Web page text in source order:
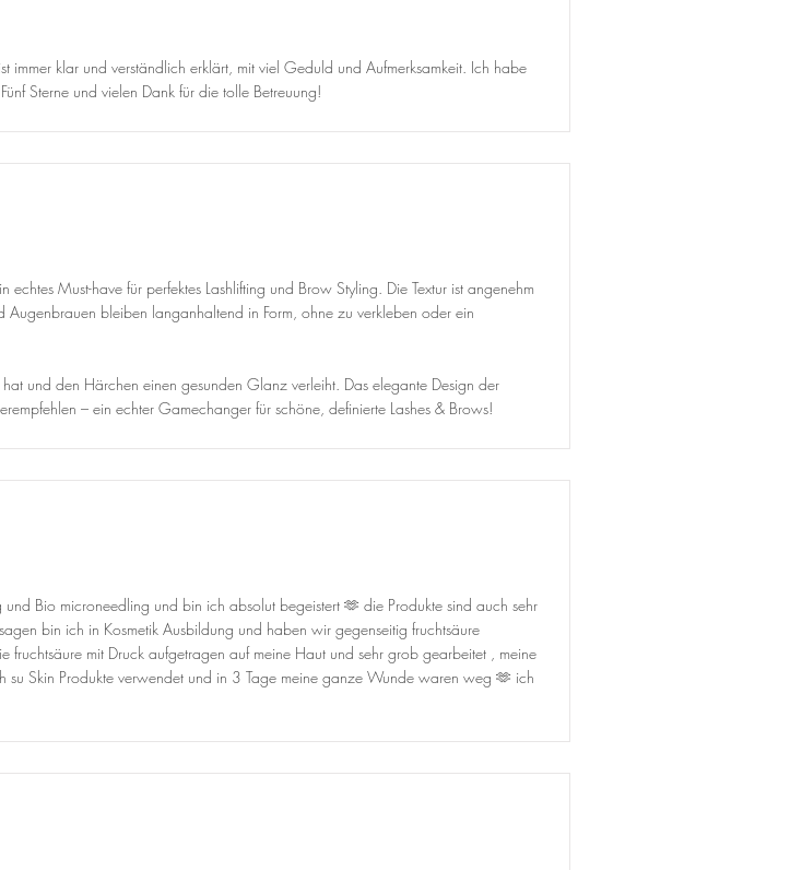
immer klar und verständlich erklärt, mit viel Geduld und Aufmerksamkeit. Ich habe
Sterne und vielen Dank für die tolle Betreuung!
Must-have für perfektes Lashlifting und Brow Styling. Die Textur ist angenehm
bleiben langanhaltend in Form, ohne zu verkleben oder ein
und den Härchen einen gesunden Glanz verleiht. Das elegante Design der
– ein echter Gamechanger für schöne, definierte Lashes & Brows!
Bio microneedling und bin ich absolut begeistert 🫶 die Produkte sind auch sehr
bin ich in Kosmetik Ausbildung und haben wir gegenseitig fruchtsäure
fruchtsäure mit Druck aufgetragen auf meine Haut und sehr grob gearbeitet , meine
Skin Produkte verwendet und in 3 Tage meine ganze Wunde waren weg 🫶 ich